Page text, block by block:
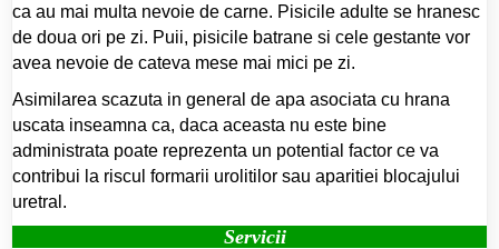
ca au mai multa nevoie de carne. Pisicile adulte se hranesc
de doua ori pe zi. Puii, pisicile batrane si cele gestante vor
avea nevoie de cateva mese mai mici pe zi.
Asimilarea scazuta in general de apa asociata cu hrana
uscata inseamna ca, daca aceasta nu este bine
administrata poate reprezenta un potential factor ce va
contribui la riscul formarii urolitilor sau aparitiei blocajului
uretral.
Servicii